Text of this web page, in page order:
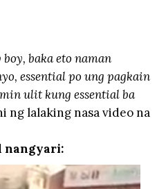
baka eto naman
essential po ung pagkain
ulit kung essential ba
ng lalaking nasa video na
nangyari: